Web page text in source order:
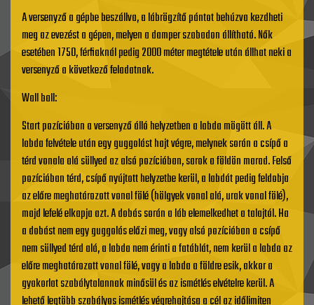
A versenyző a gépbe beszállva, a lábrögzítő pántot behúzva kezdheti
meg az evezést a gépen, melyen a damper szabadon állítható. Nők
esetében 1750, férfiaknál pedig 2000 méter megtétele után állhat neki a
versenyző a következő feladatnak.
Wall ball:
Start pozícióban a versenyző álló helyzetben a labda mögött áll. A
labda felvétele után egy guggolást hajt végre, melynek során a csípő a
térd vonala alá süllyed az alsó pozícióban, sarok a földön marad. Felső
pozícióban térd, csípő nyújtott helyzetbe kerül, a labdát pedig feldobja
az előre meghatározott vonal fölé (hölgyek vonal alá, urak vonal fölé),
majd lefelé elkapja azt. A dobás során a láb elemelkedhet a talajtól. Ha
a dobást nem egy guggolás előzi meg, vagy alsó pozícióban a csípő
nem süllyed térd alá, a labda nem érinti a fatáblát, nem kerül a labda az
előre meghatározott vonal fölé, vagy a labda a földre esik, akkor a
gyakorlat szabálytalannak minősül és az ismétlés elvételre kerül. A